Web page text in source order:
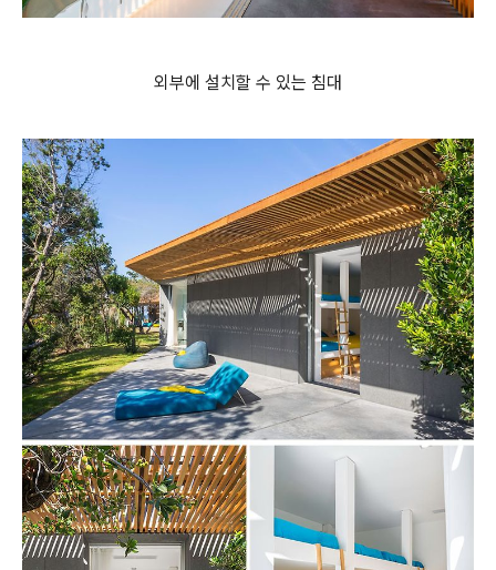
외부에 설치할 수 있는 침대